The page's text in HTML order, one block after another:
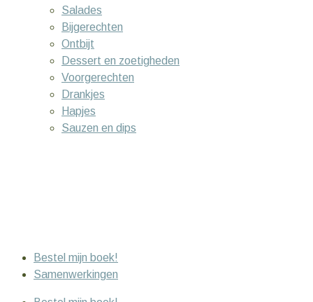
Salades
Bijgerechten
Ontbijt
Dessert en zoetigheden
Voorgerechten
Drankjes
Hapjes
Sauzen en dips
Bestel mijn boek!
Samenwerkingen